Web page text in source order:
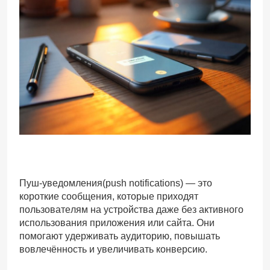
Пуш-уведомления(push notifications) — это
короткие сообщения, которые приходят
пользователям на устройства даже без активного
использования приложения или сайта. Они
помогают удерживать аудиторию, повышать
вовлечённость и увеличивать конверсию.